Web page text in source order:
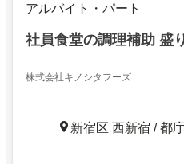
アルバイト・パート
社員食堂の調理補助 盛
株式会社キノシタフーズ
新宿区 西新宿 / 都